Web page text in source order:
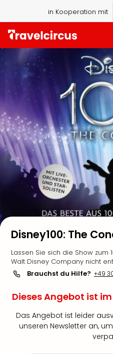
in Kooperation mit
Disney100: The
Lassen Sie sich die Show
Walt Disney Company nicht
Brauchst du Hilfe? +49
Dieses Angebot ist
Das Angebot ist leider
unseren Newsletter an,